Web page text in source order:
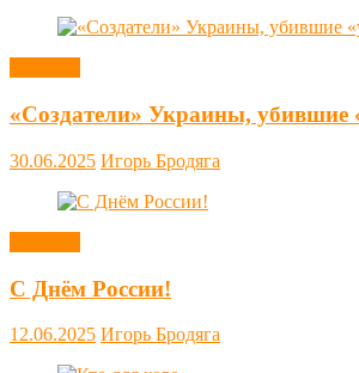
«Создатели» Украины, убившие
30.06.2025 Игорь Бродяга
С Днём России!
12.06.2025 Игорь Бродяга